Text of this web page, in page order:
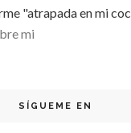
"atrapada en mi
mi
SÍGUEME EN